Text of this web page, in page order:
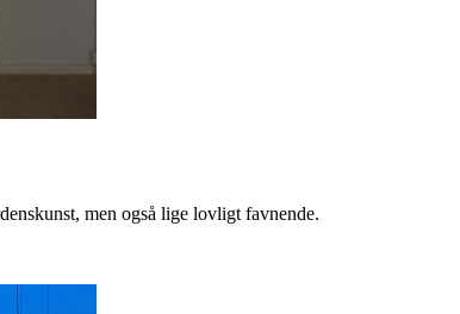
men også lige lovligt favnende.